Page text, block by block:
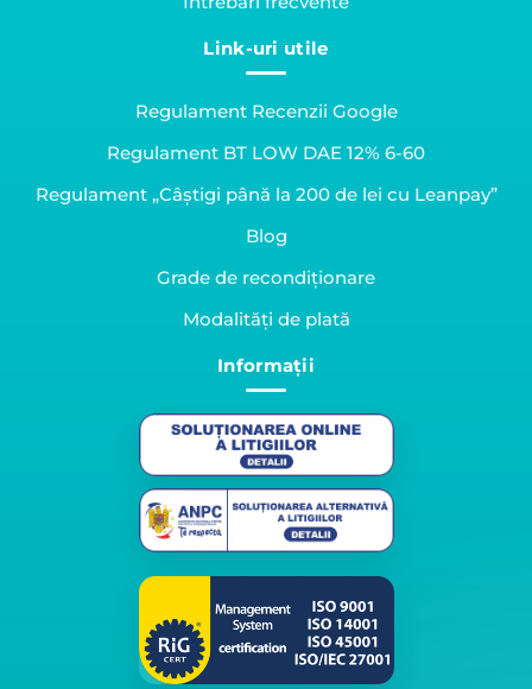
Link-uri utile
Regulament Recenzii Google
Regulament BT LOW DAE 12% 6-60
Regulament „Câștigi până la 200 de lei cu Leanpay”
Blog
Grade de recondiționare
Modalități de plată
Informații